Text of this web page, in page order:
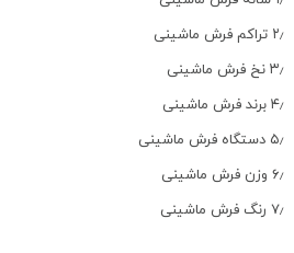
۲٫ تراکم فرش ماشینی
۳٫ نخ فرش ماشینی
۴٫ برند فرش ماشینی
۵٫ دستگاه فرش ماشینی
۶٫ وزن فرش ماشینی
۷٫ رنگ فرش ماشینی